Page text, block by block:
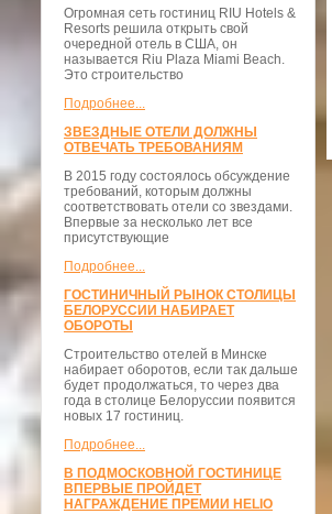
Огромная сеть гостиниц RIU Hotels &
Resorts решила открыть свой
очередной отель в США, он
называется Riu Plaza Miami Beach.
Это строительство
Подробнее...
ЗВЕЗДНЫЕ ОТЕЛИ ДОЛЖНЫ
ОТВЕЧАТЬ ТРЕБОВАНИЯМ
В 2015 году состоялось обсуждение
требований, которым должны
соответствовать отели со звездами.
Впервые за несколько лет все
присутствующие
Подробнее...
ГОСТИНИЧНЫЙ РЫНОК СТОЛИЦЫ
БЕЛОРУССИИ НАБИРАЕТ
ОБОРОТЫ
Строительство отелей в Минске
набирает оборотов, если так дальше
будет продолжаться, то через два
года в столице Белоруссии появится
новых 17 гостиниц.
Подробнее...
В ПОДМОСКОВНОЙ ГОСТИНИЦЕ
ВПЕРВЫЕ ПРОЙДЕТ
НАГРАЖДЕНИЕ ПРЕМИИ HELIO